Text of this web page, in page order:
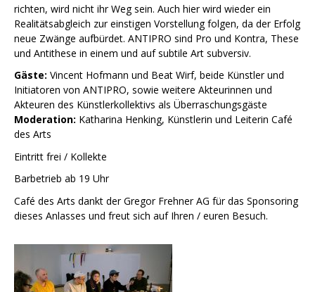
richten, wird nicht ihr Weg sein. Auch hier wird wieder ein
Realitätsabgleich zur einstigen Vorstellung folgen, da der Erfolg
neue Zwänge aufbürdet. ANTIPRO sind Pro und Kontra, These
und Antithese in einem und auf subtile Art subversiv.
Gäste: Vincent Hofmann und Beat Wirf, beide Künstler und
Initiatoren von ANTIPRO, sowie weitere Akteurinnen und
Akteuren des Künstlerkollektivs als Überraschungsgäste
Moderation: Katharina Henking, Künstlerin und Leiterin Café
des Arts
Eintritt frei / Kollekte
Barbetrieb ab 19 Uhr
Café des Arts dankt der Gregor Frehner AG für das Sponsoring
dieses Anlasses und freut sich auf Ihren / euren Besuch.